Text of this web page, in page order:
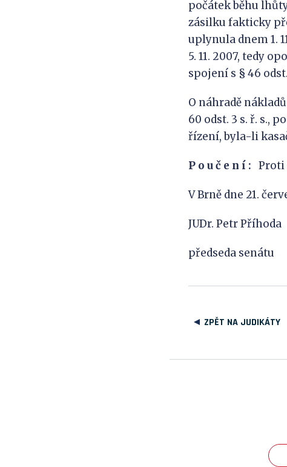
počátek běhu
zásilku fakticky
uplynula dnem 1.
5. 11. 2007, tedy
spojení s § 46
O náhradě
60 odst. 3 s. ř. s.,
řízení, byla-li
P o u č e n í : Proti
V Brně dne 21.
JUDr. Petr Příhoda
předseda senátu
ZPĚT NA JUDIKÁTY